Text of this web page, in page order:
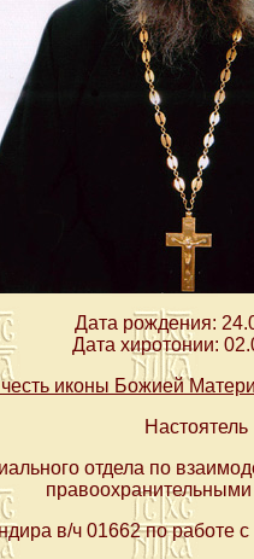
Дата рождения:
Дата хиротонии:
иконы Божией
Настоятель
отдела по
в/ч 01662 по